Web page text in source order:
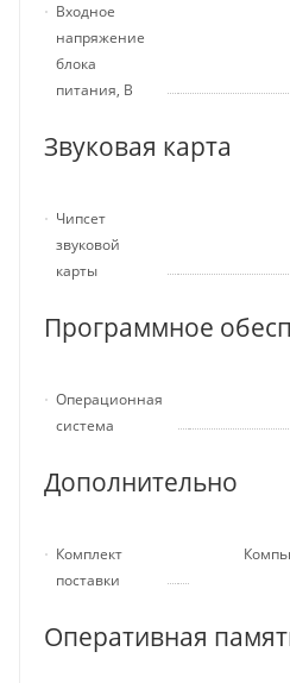
Входное
напряжение
блока
питания, В
Звуковая карта
Чипсет
звуковой
карты
Программное
Операционная
система
Дополнительно
Комплект
поставки
Оперативная